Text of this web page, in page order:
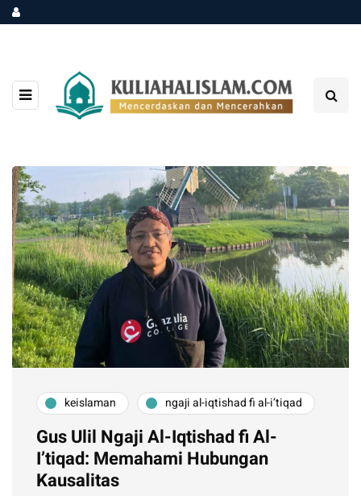
keislaman ngaji al-iqtishad fi al-i’tiqad
Gus Ulil Ngaji Al-Iqtishad fi Al-
I’tiqad: Memahami Hubungan
Kausalitas